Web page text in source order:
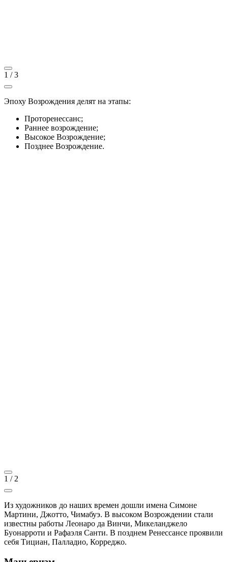
1 /3
Эпоху Возрождения делят на этапы:
Проторенессанс;
Раннее возрождение;
Высокое Возрождение;
Позднее Возрождение.
1 / 2
Из художников до наших времен дошли имена Симоне
Мартини, Джотто, Чимабуэ. В высоком Возрождении стали
известны работы Леонаро да Винчи, Микеланджело
Буонарроти и Рафаэля Санти. В позднем Ренессансе проявили
себя Тициан, Палладио, Корреджо.